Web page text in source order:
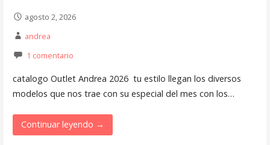
agosto 2, 2026
andrea
1 comentario
catalogo Outlet Andrea 2026 tu estilo llegan los diversos
modelos que nos trae con su especial del mes con los…
Continuar leyendo →